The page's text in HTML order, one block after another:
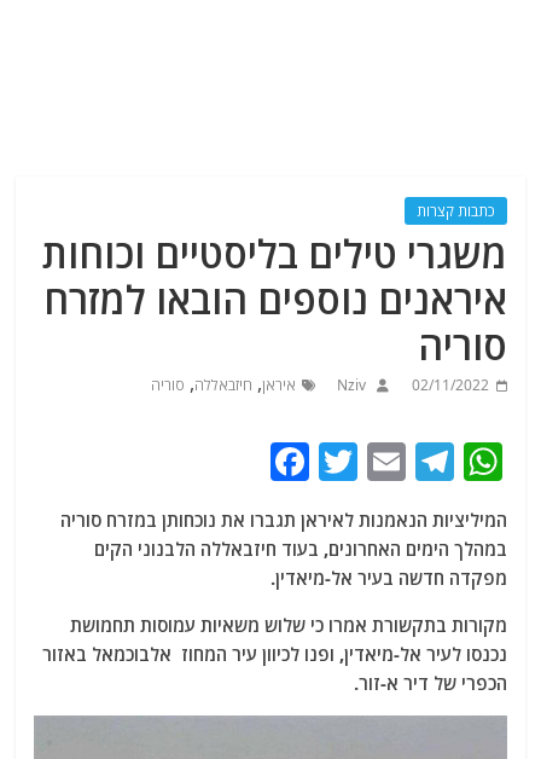
כתבות קצרות
משגרי טילים בליסטיים וכוחות
איראנים נוספים הובאו למזרח
סוריה
02/11/2022
Nziv איראן, חיזבאללה, סוריה
W
at
s
A
p
p
T
e
g
ra
m
E
m
ai
l
T
itt
er
c
b
o
k
המיליציות הנאמנות לאיראן תגברו את נוכחותן במזרח סוריה
במהלך הימים האחרונים, בעוד חיזבאללה הלבנוני הקים
מפקדה חדשה בעיר אל-מיאדין.
מקורות בתקשורת אמרו כי שלוש משאיות עמוסות תחמושת
נכנסו לעיר אל-מיאדין, ופנו לכיוון עיר המחוז אלבוכמאל באזור
הכפרי של דיר א-זור.